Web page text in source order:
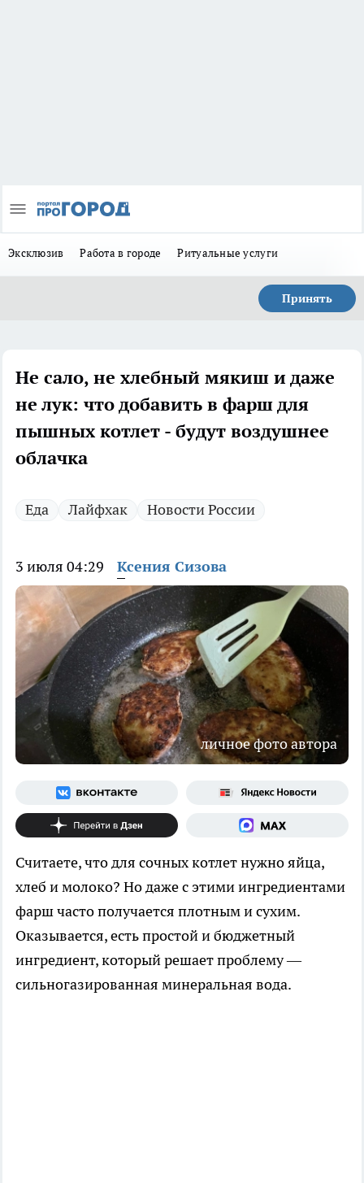
Эксклюзив Работа в городе Ритуальные услуги
Принять
Не сало, не хлебный мякиш и даже
не лук: что добавить в фарш для
пышных котлет - будут воздушнее
облачка
Еда Лайфхак Новости России
3 июля 04:29 Ксения Сизова
личное фото автора
Считаете, что для сочных котлет нужно яйца,
хлеб и молоко? Но даже с этими ингредиентами
фарш часто получается плотным и сухим.
Оказывается, есть простой и бюджетный
ингредиент, который решает проблему —
сильногазированная минеральная вода.